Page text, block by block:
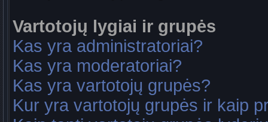
Vartotojų lygiai ir grupės
Kas yra administratoriai?
Kas yra moderatoriai?
Kas yra vartotojų grupės?
Kur yra vartotojų grupės ir kaip